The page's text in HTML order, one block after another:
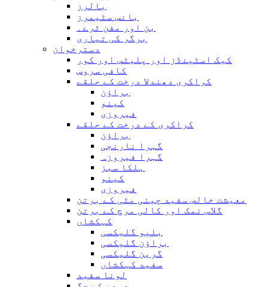
بالرز
بانس سٹیمرز
بن اور مفن ٹرے۔
برگر کی تیاری
دسترخوان
کیک اسٹینڈز اور پلیٹس اور کور
کافی سروس
کراکری دھندلا درخت کے حلقے
براؤن
کینو
فیروزی
کراکری کے درخت کے حلقے
براؤن
گہرا نارنجی
گہرا فیروزہ
ہلکا سبز
کینو
فیروزی
معیشت خالص سفید چینی مٹی کے برتن
گلاس نمک اور کالی مرچ کے برتن
کہکشاں
بلیو گلیکسی
براؤن گلیکسی
گرین گلیکسی
سفید کہکشاں
لونا سفید